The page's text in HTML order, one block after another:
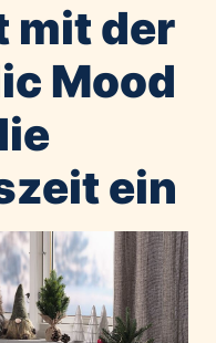
mit der
Mood
ein